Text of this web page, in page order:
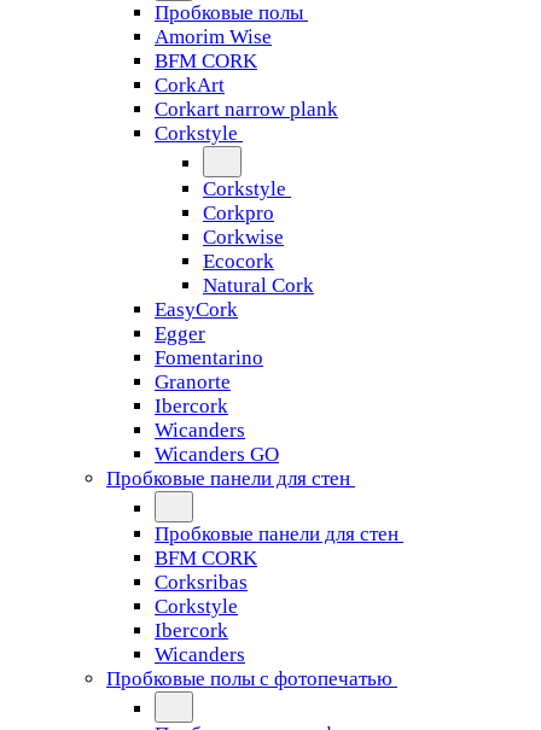
Пробковые полы
Amorim Wise
BFM CORK
CorkArt
Corkart narrow plank
Corkstyle
Corkstyle
Corkpro
Corkwise
Ecocork
Natural Cork
EasyCork
Egger
Fomentarino
Granorte
Ibercork
Wicanders
Wicanders GO
Пробковые панели для стен
Пробковые панели для стен
BFM CORK
Corksribas
Corkstyle
Ibercork
Wicanders
Пробковые полы с фотопечатью